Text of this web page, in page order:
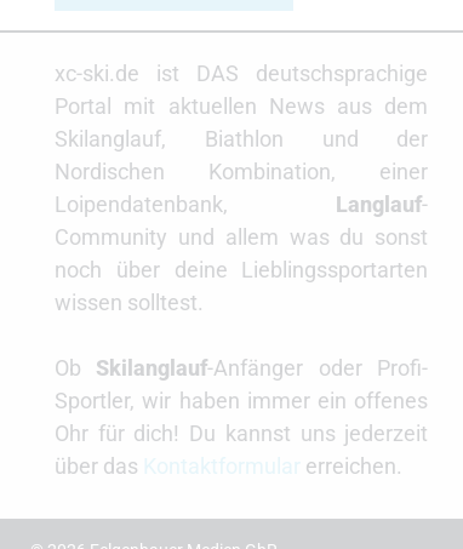
xc-ski.de ist DAS deutschsprachige
Portal mit aktuellen News aus dem
Skilanglauf, Biathlon und der
Nordischen Kombination, einer
Loipendatenbank, Langlauf-
Community und allem was du sonst
noch über deine Lieblingssportarten
wissen solltest.
Ob Skilanglauf-Anfänger oder Profi-
Sportler, wir haben immer ein offenes
Ohr für dich! Du kannst uns jederzeit
über das
erreichen.